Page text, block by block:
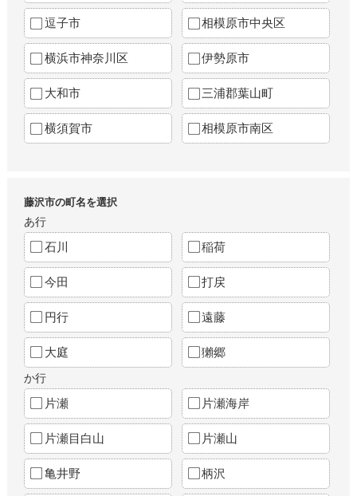
逗子市 相模原市中央区
横浜市神奈川区 伊勢原市
大和市 三浦郡葉山町
横須賀市 相模原市南区
藤沢市の町名を選択
あ行
石川 稲荷
今田 打戻
円行 遠藤
大庭 獺郷
か行
片瀬 片瀬海岸
片瀬目白山 片瀬山
亀井野 柄沢